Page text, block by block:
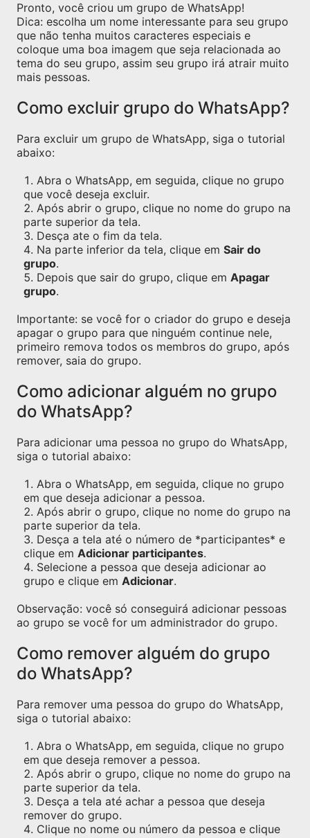
Pronto, você criou um grupo de WhatsApp!
Dica: escolha um nome interessante para seu grupo
que não tenha muitos caracteres especiais e
coloque uma boa imagem que seja relacionada ao
tema do seu grupo, assim seu grupo irá atrair muito
mais pessoas.
Como excluir grupo do WhatsApp?
Para excluir um grupo de WhatsApp, siga o tutorial
abaixo:
Abra o WhatsApp, em seguida, clique no grupo
que você deseja excluir.
Após abrir o grupo, clique no nome do grupo na
parte superior da tela.
Desça ate o fim da tela.
Na parte inferior da tela, clique em Sair do
grupo.
Depois que sair do grupo, clique em Apagar
grupo.
Importante: se você for o criador do grupo e deseja
apagar o grupo para que ninguém continue nele,
primeiro remova todos os membros do grupo, após
remover, saia do grupo.
Como adicionar alguém no grupo
do WhatsApp?
Para adicionar uma pessoa no grupo do WhatsApp,
siga o tutorial abaixo:
Abra o WhatsApp, em seguida, clique no grupo
em que deseja adicionar a pessoa.
Após abrir o grupo, clique no nome do grupo na
parte superior da tela.
Desça a tela até o número de *participantes* e
clique em Adicionar participantes.
Selecione a pessoa que deseja adicionar ao
grupo e clique em Adicionar.
Observação: você só conseguirá adicionar pessoas
ao grupo se você for um administrador do grupo.
Como remover alguém do grupo
do WhatsApp?
Para remover uma pessoa do grupo do WhatsApp,
siga o tutorial abaixo:
Abra o WhatsApp, em seguida, clique no grupo
em que deseja remover a pessoa.
Após abrir o grupo, clique no nome do grupo na
parte superior da tela.
Desça a tela até achar a pessoa que deseja
remover do grupo.
Clique no nome ou número da pessoa e clique